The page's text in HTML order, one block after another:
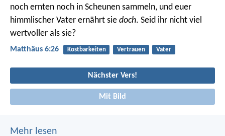
noch ernten noch in Scheunen sammeln, und euer
himmlischer Vater ernährt sie doch. Seid ihr nicht viel
wertvoller als sie?
Matthäus 6:26 Kostbarkeiten Vertrauen Vater
Nächster Vers!
Mit Bild
Mehr lesen